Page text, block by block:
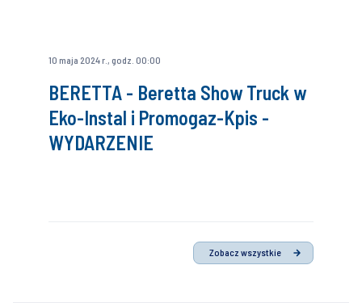
10 maja 2024 r., godz. 00:00
BERETTA - Beretta Show Truck w
Eko-Instal i Promogaz-Kpis -
WYDARZENIE
Zobacz wszystkie